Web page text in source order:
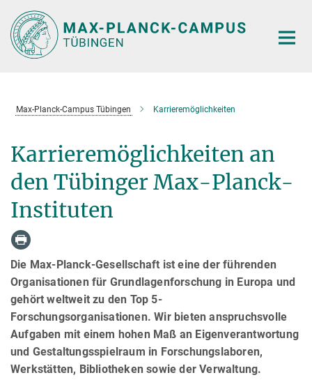
Hauptinhalt
Max-Planck-Campus Tübingen Karrieremöglichkeiten
Karrieremöglichkeiten an
den Tübinger Max-Planck-
Instituten
Die Max-Planck-Gesellschaft ist eine der führenden
Organisationen für Grundlagenforschung in Europa und
gehört weltweit zu den Top 5-
Forschungsorganisationen. Wir bieten anspruchsvolle
Aufgaben mit einem hohen Maß an Eigenverantwortung
und Gestaltungsspielraum in Forschungslaboren,
Werkstätten, Bibliotheken sowie der Verwaltung.